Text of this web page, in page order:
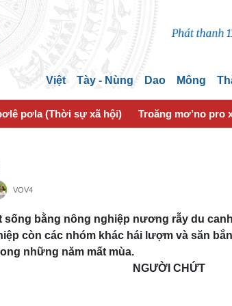
Việt Tày - Nùng Dao Mông
pơla (Thời sự xã hội) Troăng mơ’no pro
VOV4
sống bằng nông nghiệp nương rẫy du
còn các nhóm khác hái lượm và săn
những năm mất mùa.
NGƯỜI CHỨT